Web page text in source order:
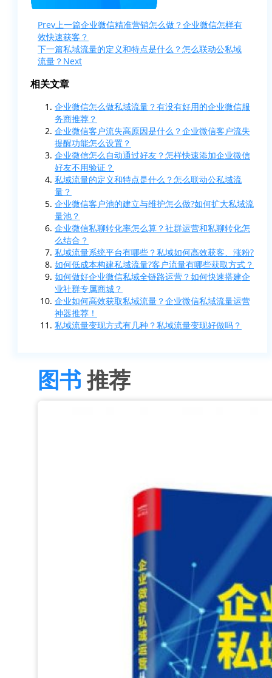
Prev上一篇企业微信精准营销怎么做？企业微信怎样有
效快速获客？
下一篇私域流量的定义和特点是什么？怎么联动公私域
流量？ Next
相关文章
企业微信怎么做私域流量？有没有好用的企业微信服
务商推荐？
企业微信客户流失高原因是什么？企业微信客户流失
提醒功能怎么设置？
企业微信怎么自动通过好友？怎样快速添加企业微信
好友不用验证？
私域流量的定义和特点是什么？怎么联动公私域流
量？
企业微信客户池的建立与维护怎么做?如何扩大私域流
量池？
企业微信私聊转化率怎么算？社群运营和私聊转化怎
么结合？
私域流量系统平台有哪些？私域如何高效获客、涨粉?
如何低成本构建私域流量?客户流量有哪些获取方式？
如何做好企业微信私域全链路运营？如何快速搭建企
业社群专属商城？
企业如何高效获取私域流量？企业微信私域流量运营
神器推荐！
私域流量变现方式有几种？私域流量变现好做吗？
图书推荐